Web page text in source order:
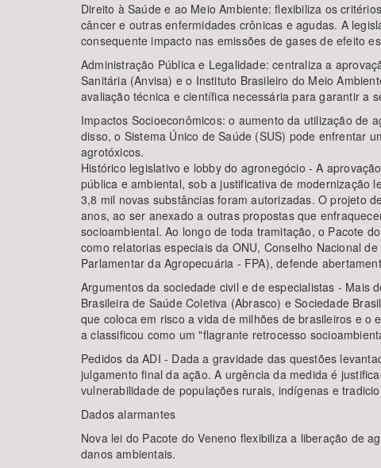
Direito à Saúde e ao Meio Ambiente: flexibiliza os
câncer e outras enfermidades crônicas e agudas. A
consequente impacto nas emissões de gases de efeito
Administração Pública e Legalidade: centraliza a
Sanitária (Anvisa) e o Instituto Brasileiro do Meio
avaliação técnica e científica necessária para garantir a
Impactos Socioeconômicos: o aumento da utilização de
disso, o Sistema Único de Saúde (SUS) pode enfrentar
agrotóxicos.
Histórico legislativo e lobby do agronegócio - A
pública e ambiental, sob a justificativa de modernização
3,8 mil novas substâncias foram autorizadas. O projeto
anos, ao ser anexado a outras propostas que
socioambiental. Ao longo de toda tramitação, o Pacote
como relatorias especiais da ONU, Conselho Nacional
Parlamentar da Agropecuária - FPA), defende
Argumentos da sociedade civil e de especialistas - Mais
Brasileira de Saúde Coletiva (Abrasco) e Sociedade
que coloca em risco a vida de milhões de brasileiros e
a classificou como um "flagrante retrocesso
Pedidos da ADI - Dada a gravidade das questões
julgamento final da ação. A urgência da medida é
vulnerabilidade de populações rurais, indígenas e
Dados alarmantes
Nova lei do Pacote do Veneno flexibiliza a liberação de
danos ambientais.